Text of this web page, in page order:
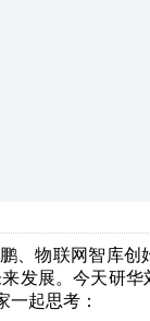
、物联网智库创
发展。今天研
一起思考：